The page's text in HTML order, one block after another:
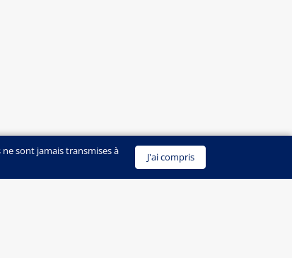
sont jamais transmises à
J'ai compris